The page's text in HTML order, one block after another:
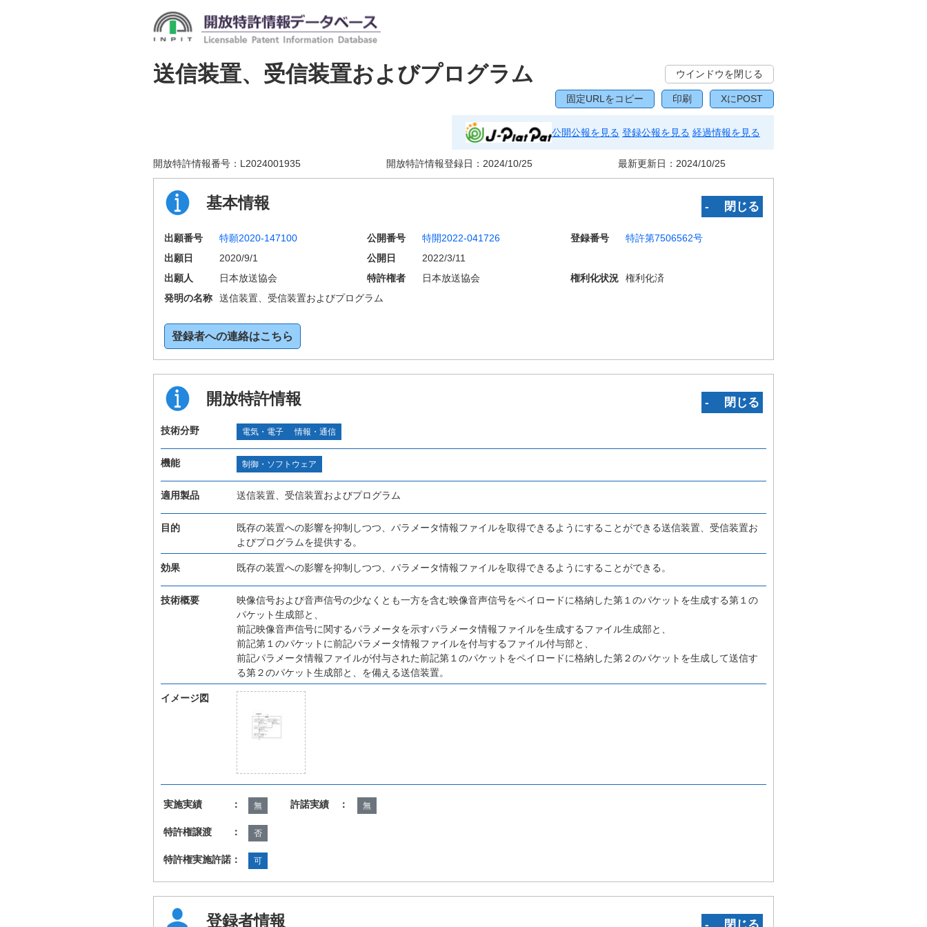
送信装置、受信装置およびプログラム ウインドウを閉じる
固定URLをコピー 印刷 XにPOST
公開公報を見る 登録公報を見る 経過情報を見る
開放特許情報番号： L2024001935 開放特許情報登録日： 2024/10/25 最新更新日： 2024/10/25
基本情報 ‐ 閉じる
出願番号 特願2020-147100 公開番号 特開2022-041726 登録番号
特許第7506562号
出願日
2020/9/1 公開日
2022/3/11
出願人
日本放送協会 特許権者 日本放送協会 権利化状況
権利化済
発明の名称
送信装置、受信装置およびプログラム
登録者への連絡はこちら
開放特許情報 ‐ 閉じる
技術分野 電気・電子 情報・通信
機能 制御・ソフトウェア
適用製品 送信装置、受信装置およびプログラム
目的
既存の装置への影響を抑制しつつ、パラメータ情報ファイルを取得できるようにすることができる送信装置、受信装置お
よびプログラムを提供する。
効果 既存の装置への影響を抑制しつつ、パラメータ情報ファイルを取得できるようにすることができる。
技術概要
映像信号および音声信号の少なくとも一方を含む映像音声信号をペイロードに格納した第１のパケットを生成する第１の
パケット生成部と、
前記映像音声信号に関するパラメータを示すパラメータ情報ファイルを生成するファイル生成部と、
前記第１のパケットに前記パラメータ情報ファイルを付与するファイル付与部と、
前記パラメータ情報ファイルが付与された前記第１のパケットをペイロードに格納した第２のパケットを生成して送信す
る第２のパケット生成部と、を備える送信装置。
イメージ図
実施実績 ： 無 許諾実績 ： 無
特許権譲渡 ： 否
特許権実施許諾： 可
登録者情報 ‐ 閉じる